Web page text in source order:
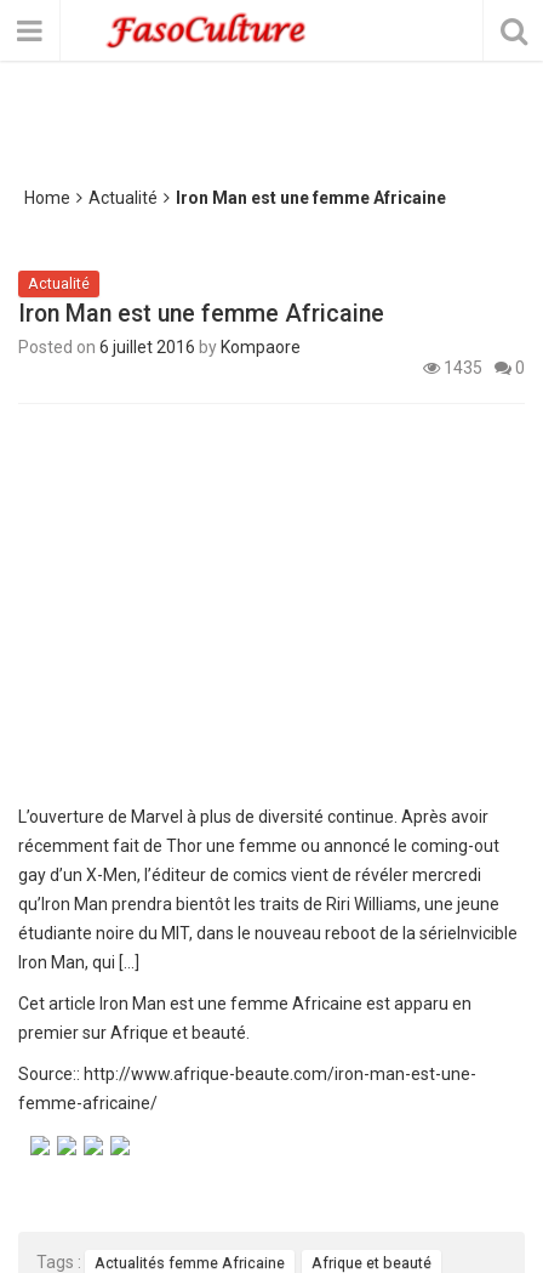
Home Actualité Iron Man est une femme Africaine
Actualité
Iron Man est une femme Africaine
Posted on 6 juillet 2016 by Kompaore
1435
0
L’ouverture de Marvel à plus de diversité continue. Après avoir
récemment fait de Thor une femme ou annoncé le coming-out
gay d’un X-Men, l’éditeur de comics vient de révéler mercredi
qu’Iron Man prendra bientôt les traits de Riri Williams, une jeune
étudiante noire du MIT, dans le nouveau reboot de la sérieInvicible
Iron Man, qui […]
Cet article Iron Man est une femme Africaine est apparu en
premier surAfrique et beauté
Source:: http://www.afrique-beaute.com/iron-man-est-une-
femme-africaine/
Tags : Actualités femme Africaine Afrique et beauté